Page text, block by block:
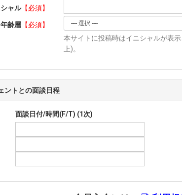
ャル【必須】
年齢層【必須】
本サイトに投稿時はイニシャルが表
上)。
ントとの面談日程
面談日付/時間(F/T) (1次)